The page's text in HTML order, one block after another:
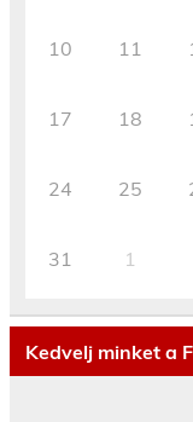
10 11
17 18
24 25
31 1
Kedvelj minket a